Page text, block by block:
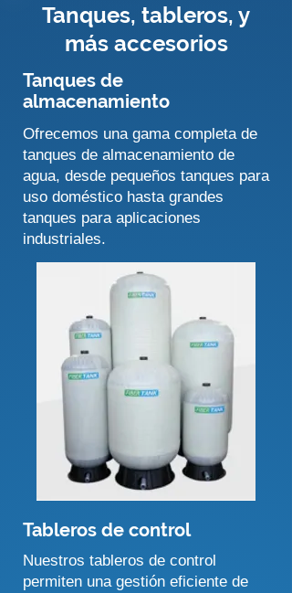
Tanques, tableros, y
más accesorios
Tanques de
almacenamiento
Ofrecemos una gama completa de
tanques de almacenamiento de
agua, desde pequeños tanques para
uso doméstico hasta grandes
tanques para aplicaciones
industriales.
Tableros de control
Nuestros tableros de control
permiten una gestión eficiente de